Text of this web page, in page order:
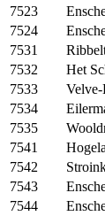
7523
7524
7531
7532
Het
7533
7534
7535
7541
7542
7543
7544